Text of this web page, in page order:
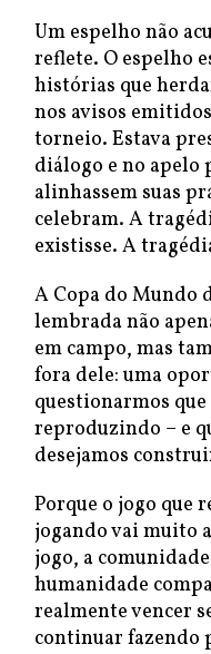
Um espelho não
reflete. O espelho
histórias que
nos avisos
torneio. Estava
diálogo e no apelo
alinhassem suas
celebram. A
existisse. A
A Copa do Mundo
lembrada não
em campo, mas
fora dele: uma
questionarmos
reproduzindo – e
desejamos
Porque o jogo que
jogando vai muito
jogo, a
humanidade
realmente vencer
continuar fazendo